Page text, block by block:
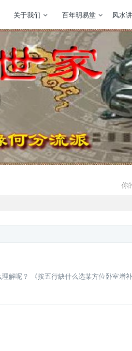
关于我们 百年明易堂 风水
你
解呢？ 《按五行缺什么选某方位卧室增